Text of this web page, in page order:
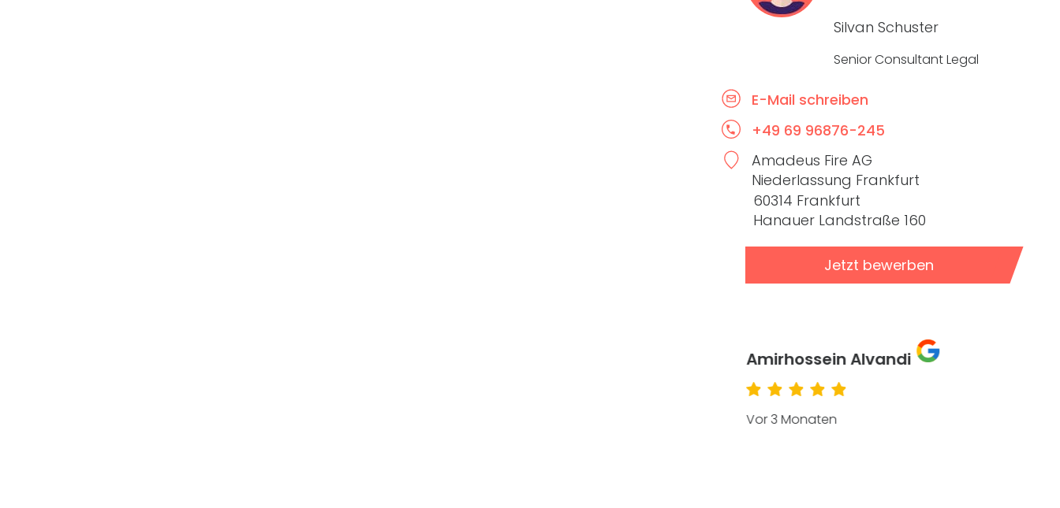
Silvan Schuster
Senior Consultant Legal
E-Mail schreiben
+49 69 96876-245
Amadeus Fire AG
Niederlassung Frankfurt
60314 Frankfurt
Hanauer Landstraße 160
Jetzt bewerben
Amirhossein Alvandi
Vor 3 Monaten